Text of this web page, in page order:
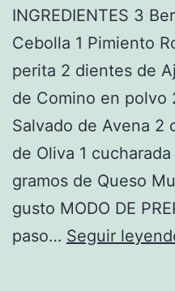
INGREDIENTES 3
Cebolla 1 Pimiento
perita 2 dientes de
de Comino en polvo
Salvado de Avena 2
de Oliva 1
gramos de Queso
gusto MODO DE
paso… Seguir